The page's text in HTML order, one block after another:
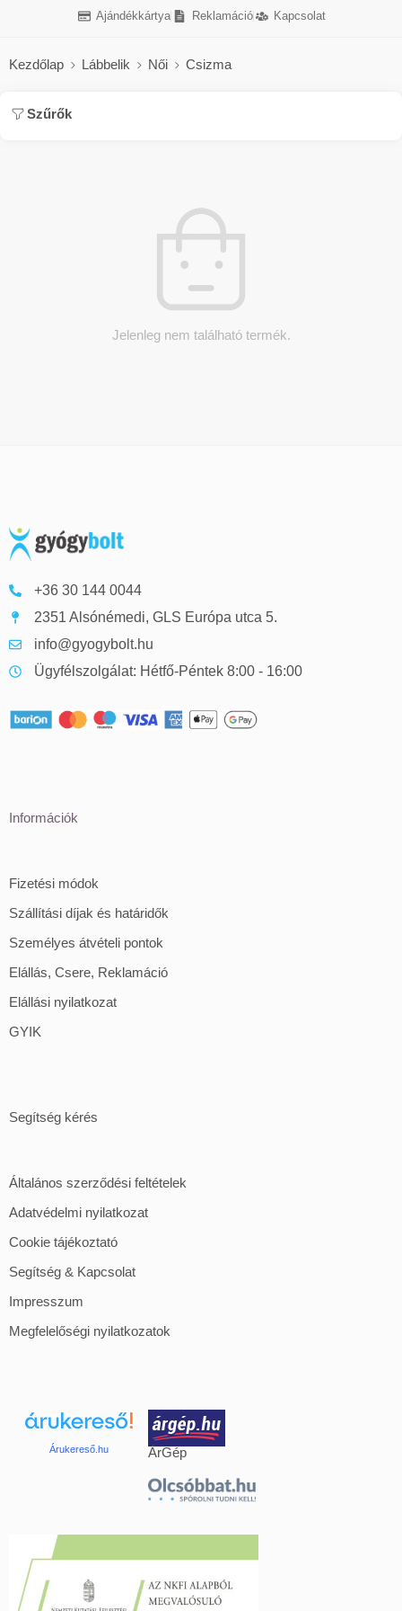
Ajándékkártya Reklamáció Kapcsolat
Kezdőlap Lábbelik Női Csizma
Szűrők
Jelenleg nem található termék.
+36 30 144 0044
2351 Alsónémedi, GLS Európa utca 5.
info@gyogybolt.hu
Ügyfélszolgálat: Hétfő-Péntek 8:00 - 16:00
Információk
Fizetési módok
Szállítási díjak és határidők
Személyes átvételi pontok
Elállás, Csere, Reklamáció
Elállási nyilatkozat
GYIK
Segítség kérés
Általános szerződési feltételek
Adatvédelmi nyilatkozat
Cookie tájékoztató
Segítség & Kapcsolat
Impresszum
Megfelelőségi nyilatkozatok
Árukereső.hu ÁrGép